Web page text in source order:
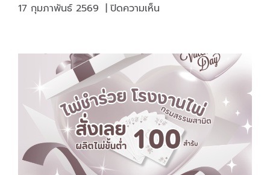
17 กุมภาพันธ์ 2569 ปิดความเห็นบน
ผ่อง
จีน”
แห่ง
ความ
สุข
ใน
ช่วง
เทศกาล